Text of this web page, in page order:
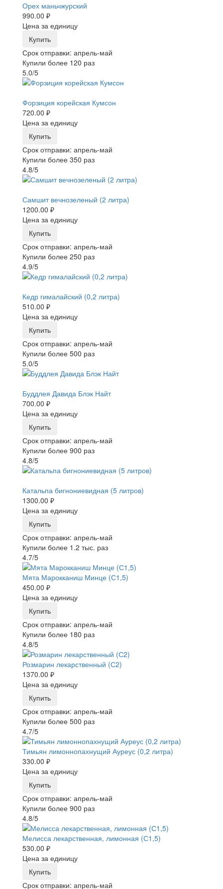
Орех маньчжурский
990.00 ₽
Цена за единицу
Купить
Срок отправки: апрель-май
Купили более 120 раз
5.0/5
Форзиция корейская Кумсон
720.00 ₽
Цена за единицу
Купить
Срок отправки: апрель-май
Купили более 350 раз
4.8/5
Самшит вечнозеленый (2 литра)
1200.00 ₽
Цена за единицу
Купить
Срок отправки: апрель-май
Купили более 250 раз
4.9/5
Кедр гималайский (0,2 литра)
510.00 ₽
Цена за единицу
Купить
Срок отправки: апрель-май
Купили более 500 раз
5.0/5
Буддлея Давида Блэк Найт
700.00 ₽
Цена за единицу
Купить
Срок отправки: апрель-май
Купили более 900 раз
4.8/5
Катальпа бигнониевидная (5 литров)
1300.00 ₽
Цена за единицу
Купить
Срок отправки: апрель-май
Купили более 1.2 тыс. раз
4.7/5
Мята Марокканиш Минце (С1,5)
450.00 ₽
Цена за единицу
Купить
Срок отправки: апрель-май
Купили более 180 раз
4.8/5
Розмарин лекарственный (С2)
1370.00 ₽
Цена за единицу
Купить
Срок отправки: апрель-май
Купили более 500 раз
4.7/5
Тимьян лимоннопахнущий Ауреус (0,2 литра)
330.00 ₽
Цена за единицу
Купить
Срок отправки: апрель-май
Купили более 900 раз
4.8/5
Мелисса лекарственная, лимонная (С1,5)
530.00 ₽
Цена за единицу
Купить
Срок отправки: апрель-май